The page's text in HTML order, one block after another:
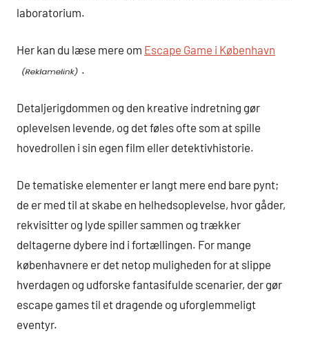
laboratorium.
Her kan du læse mere om Escape Game i København
.
Detaljerigdommen og den kreative indretning gør
oplevelsen levende, og det føles ofte som at spille
hovedrollen i sin egen film eller detektivhistorie.
De tematiske elementer er langt mere end bare pynt;
de er med til at skabe en helhedsoplevelse, hvor gåder,
rekvisitter og lyde spiller sammen og trækker
deltagerne dybere ind i fortællingen. For mange
københavnere er det netop muligheden for at slippe
hverdagen og udforske fantasifulde scenarier, der gør
escape games til et dragende og uforglemmeligt
eventyr.